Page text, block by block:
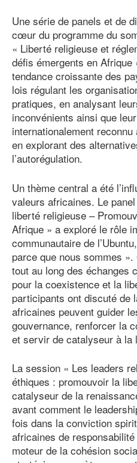
Une série de panels et de
cœur du programme du
« Liberté religieuse et
défis émergents en Afrique
tendance croissante des
lois régulant les
pratiques, en analysant
inconvénients ainsi que
internationalement
en explorant des
l’autorégulation.
Un thème central a été
valeurs africaines. Le
liberté religieuse –
Afrique » a exploré le rôle
communautaire de
parce que nous sommes
tout au long des échanges
pour la coexistence et la
participants ont discuté de
africaines peuvent guider
gouvernance, renforcer la
et servir de catalyseur à la
La session « Les leaders
éthiques : promouvoir la
catalyseur de la
avant comment le
fois dans la conviction
africaines de
moteur de la cohésion